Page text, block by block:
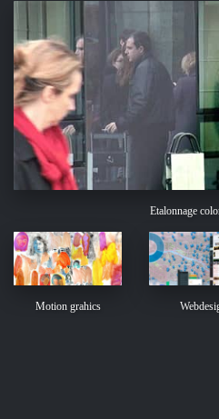
Etalonnage
Motion grahics